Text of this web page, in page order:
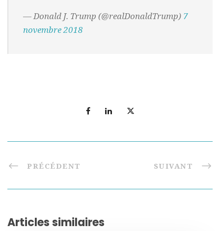
— Donald J. Trump (@realDonaldTrump) 7
novembre 2018
PRÉCÉDENT SUIVANT
Articles similaires